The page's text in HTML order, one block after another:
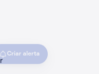
Criar alerta